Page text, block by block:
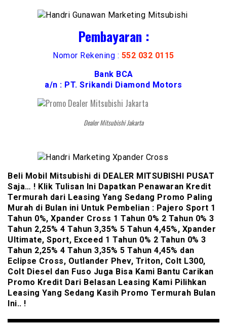
Pembayaran :
Nomor Rekening : 552 032 0115
Bank BCA
a/n : PT. Srikandi Diamond Motors
Dealer Mitsubishi Jakarta
Beli Mobil Mitsubishi di DEALER MITSUBISHI PUSAT
Saja… ! Klik Tulisan Ini Dapatkan Penawaran Kredit
Termurah dari Leasing Yang Sedang Promo Paling
Murah di Bulan ini Untuk Pembelian : Pajero Sport 1
Tahun 0%, Xpander Cross 1 Tahun 0% 2 Tahun 0% 3
Tahun 2,25% 4 Tahun 3,35% 5 Tahun 4,45%, Xpander
Ultimate, Sport, Exceed 1 Tahun 0% 2 Tahun 0% 3
Tahun 2,25% 4 Tahun 3,35% 5 Tahun 4,45% dan
Eclipse Cross, Outlander Phev, Triton, Colt L300,
Colt Diesel dan Fuso Juga Bisa Kami Bantu Carikan
Promo Kredit Dari Belasan Leasing Kami Pilihkan
Leasing Yang Sedang Kasih Promo Termurah Bulan
Ini.. !